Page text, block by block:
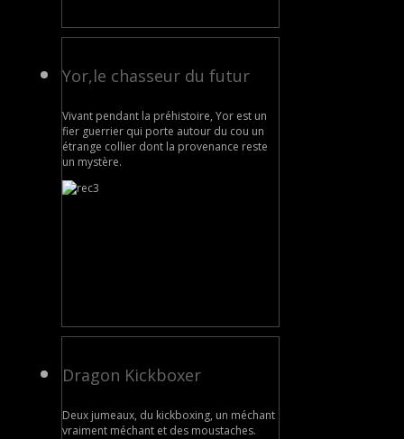
Yor,le chasseur du futur
Vivant pendant la préhistoire, Yor est un
fier guerrier qui porte autour du cou un
étrange collier dont la provenance reste
un mystère.
Dragon Kickboxer
Deux jumeaux, du kickboxing, un méchant
vraiment méchant et des moustaches.